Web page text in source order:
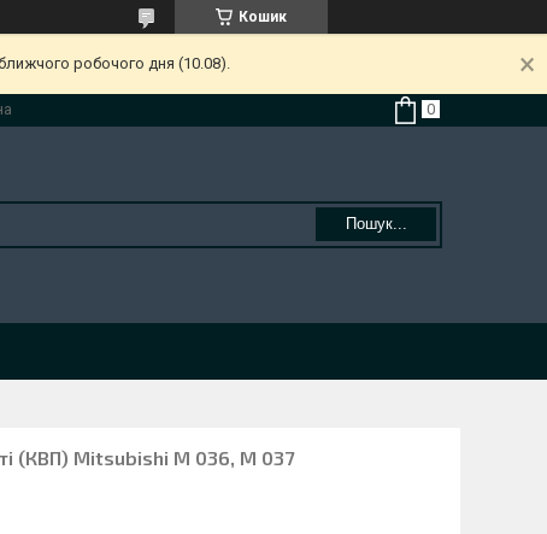
Кошик
робочого дня (10.08).
Пошук...
(КВП) Mitsubishi M 036, M 037